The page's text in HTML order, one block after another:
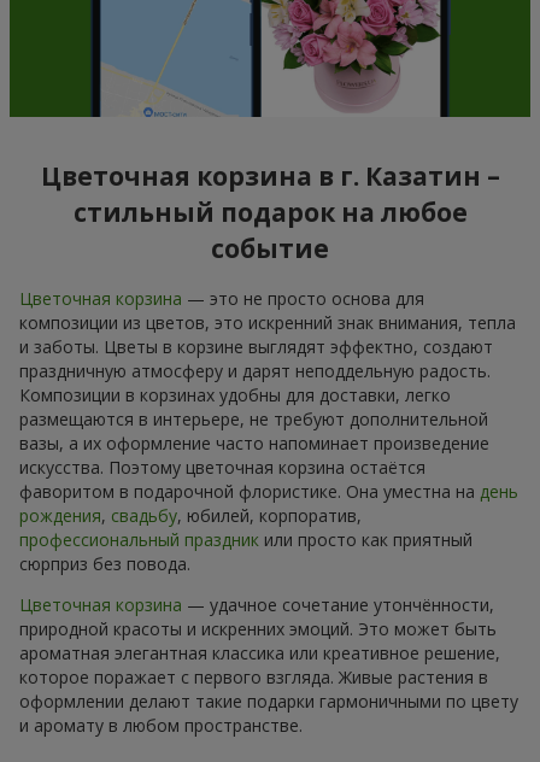
Цветочная корзина в г. Казатин –
стильный подарок на любое
событие
Цветочная корзина — это не просто основа для
композиции из цветов, это искренний знак внимания, тепла
и заботы. Цветы в корзине выглядят эффектно, создают
праздничную атмосферу и дарят неподдельную радость.
Композиции в корзинах удобны для доставки, легко
размещаются в интерьере, не требуют дополнительной
вазы, а их оформление часто напоминает произведение
искусства. Поэтому цветочная корзина остаётся
фаворитом в подарочной флористике. Она уместна на день
рождения, свадьбу, юбилей, корпоратив,
профессиональный праздник или просто как приятный
сюрприз без повода.
Цветочная корзина — удачное сочетание утончённости,
природной красоты и искренних эмоций. Это может быть
ароматная элегантная классика или креативное решение,
которое поражает с первого взгляда. Живые растения в
оформлении делают такие подарки гармоничными по цвету
и аромату в любом пространстве.